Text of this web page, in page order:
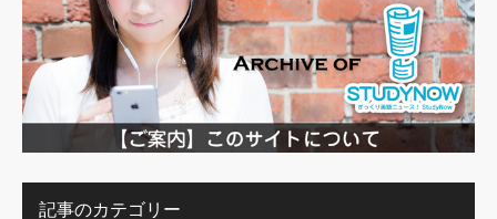
記事のカテゴリー